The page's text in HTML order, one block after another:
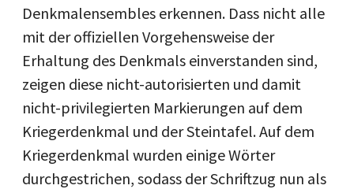
Denkmalensembles erkennen. Dass nicht alle
mit der offiziellen Vorgehensweise der
Erhaltung des Denkmals einverstanden sind,
zeigen diese nicht-autorisierten und damit
nicht-privilegierten Markierungen auf dem
Kriegerdenkmal und der Steintafel. Auf dem
Kriegerdenkmal wurden einige Wörter
durchgestrichen, sodass der Schriftzug nun als